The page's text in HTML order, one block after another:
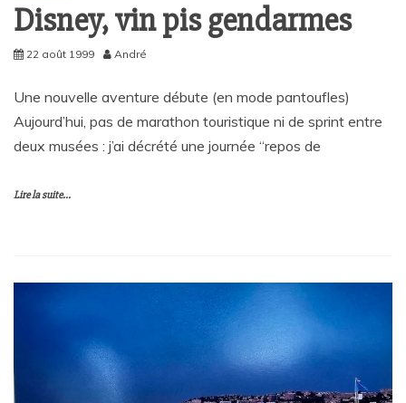
Disney, vin pis gendarmes
22 août 1999 André
Une nouvelle aventure débute (en mode pantoufles)
Aujourd’hui, pas de marathon touristique ni de sprint entre
deux musées : j’ai décrété une journée “repos de
Lire la suite...